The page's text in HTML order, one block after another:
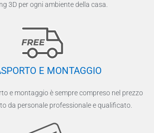
3D per ogni ambiente della casa.
E MONTAGGIO
e montaggio è sempre compreso nel prezzo
da personale professionale e qualificato.